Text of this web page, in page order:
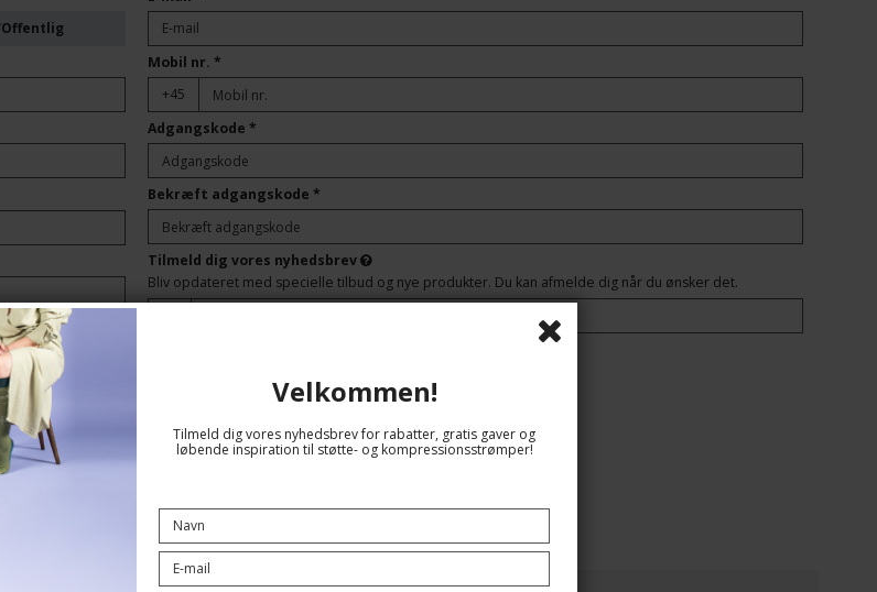
Offentlig
Mobil nr. *
+45
Adgangskode *
Bekræft adgangskode *
Tilmeld dig vores nyhedsbrev
Bliv opdateret med specielle tilbud og nye produkter. Du kan afmelde dig når du ønsker det.
Velkommen!
Tilmeld dig vores nyhedsbrev for rabatter, gratis gaver og
løbende inspiration til støtte- og kompressionsstrømper!